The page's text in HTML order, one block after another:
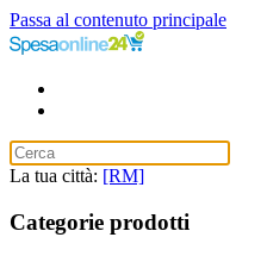
Passa al contenuto principale
La tua città: [RM]
Categorie prodotti